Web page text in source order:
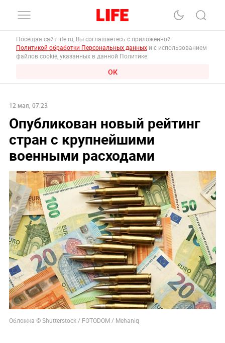
Посещая сайт life.ru, Вы соглашаетесь с приложенной
Политикой обработки Персональных данных и с использованием
файлов cookie, указанных в данной Политике.
ОК
12 мая, 07:23
Опубликован новый рейтинг
стран с крупнейшими
военными расходами
Обложка © Shutterstock / FOTODOM / Mehaniq